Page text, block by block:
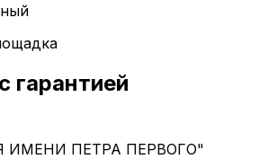
гарантией
ИМЕНИ ПЕТРА ПЕРВОГО"